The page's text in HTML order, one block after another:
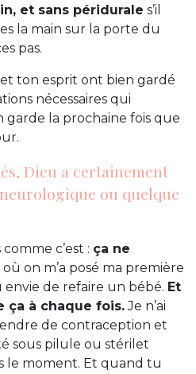
et sans péridurale s’il
la main sur la porte du
pas.
ton esprit ont bien gardé
nécessaires qui
la prochaine fois que
Dieu a certainement
ou quelque
c’est : ça ne
où on m’a posé ma première
envie de refaire un bébé. Et
ça à chaque fois.Je n’ai
de contraception et
sous pilule ou stérilet
le moment. Et quand tu